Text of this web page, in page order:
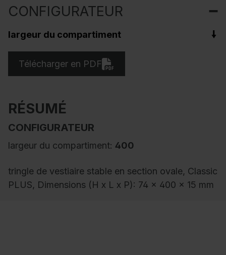
CONFIGURATEUR
largeur du compartiment
Télécharger en PDF
RÉSUMÉ
CONFIGURATEUR
largeur du compartiment: 400
tringle de vestiaire stable en section ovale, Classic
PLUS, Dimensions (H x L x P): 74 x 400 x 15 mm